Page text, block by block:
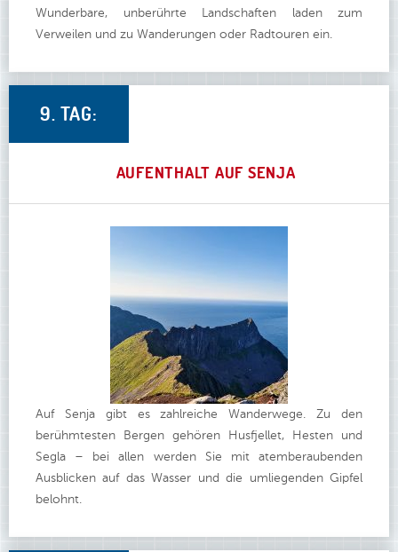
Wunderbare, unberührte Landschaften laden zum
Verweilen und zu Wanderungen oder Radtouren ein.
9. TAG:
AUFENTHALT AUF SENJA
Auf Senja gibt es zahlreiche Wanderwege. Zu den
berühmtesten Bergen gehören Husfjellet, Hesten und
Segla – bei allen werden Sie mit atemberaubenden
Ausblicken auf das Wasser und die umliegenden Gipfel
belohnt.